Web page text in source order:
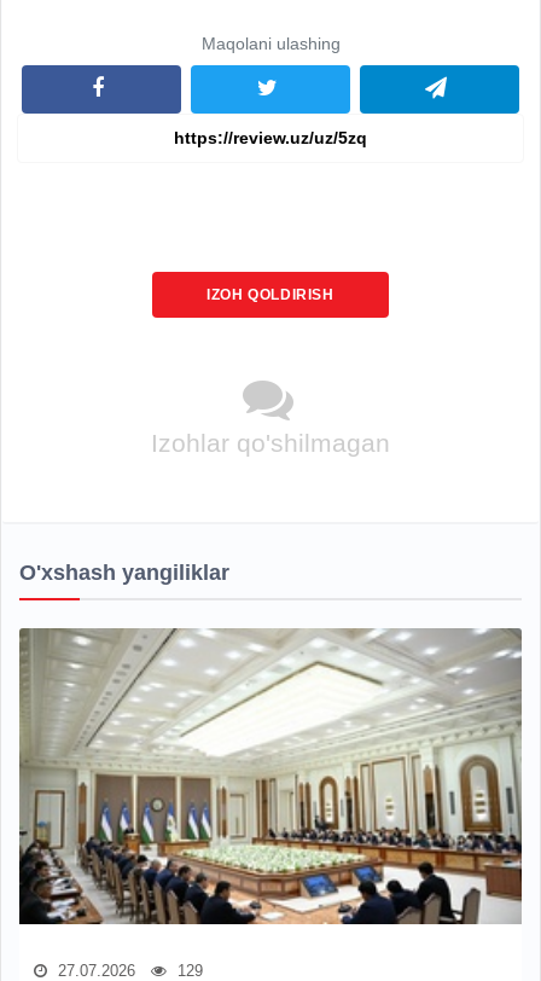
Maqolani ulashing
IZOH QOLDIRISH
Izohlar qo'shilmagan
O'xshash yangiliklar
27.07.2026 129